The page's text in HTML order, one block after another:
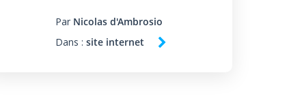
Par Nicolas d'Ambrosio
Dans :site internet